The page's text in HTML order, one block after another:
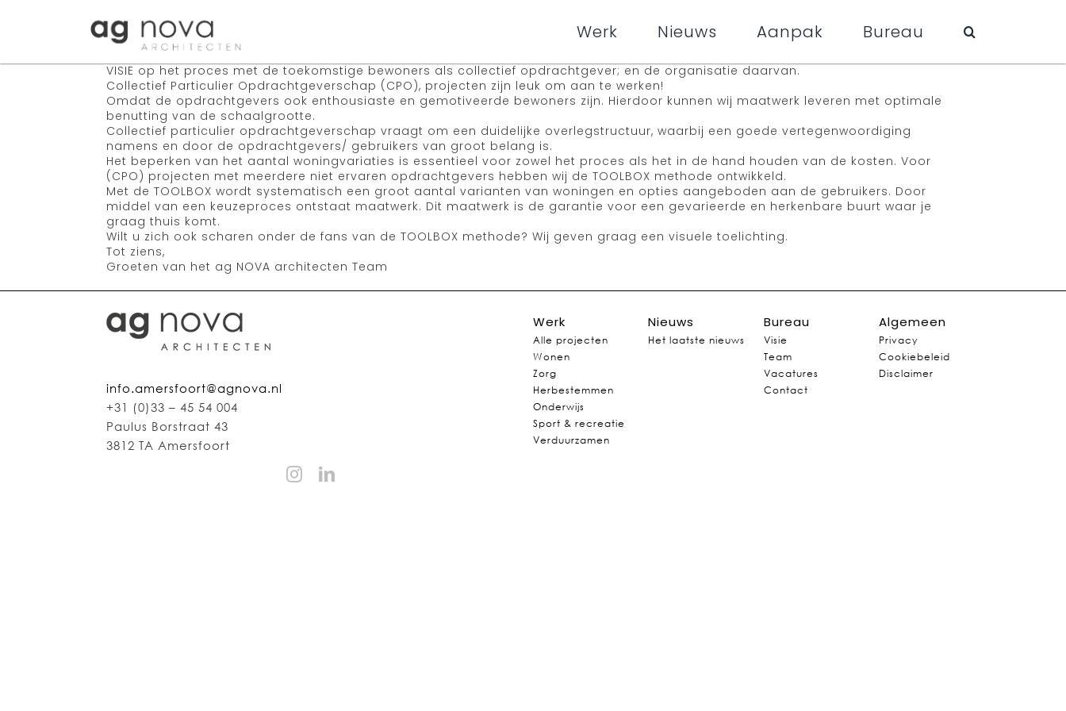
Werk Nieuws Aanpak Bureau
VISIE op het proces met de toekomstige bewoners als collectief opdrachtgever; en de organisatie daarvan.
Collectief Particulier Opdrachtgeverschap (CPO), projecten zijn leuk om aan te werken!
Omdat de opdrachtgevers ook enthousiaste en gemotiveerde bewoners zijn. Hierdoor kunnen wij maatwerk leveren met optimale
benutting van de schaalgrootte.
Collectief particulier opdrachtgeverschap vraagt om een duidelijke overlegstructuur, waarbij een goede vertegenwoordiging
namens en door de opdrachtgevers/ gebruikers van groot belang is.
Het beperken van het aantal woningvariaties is essentieel voor zowel het proces als het in de hand houden van de kosten. Voor
(CPO) projecten met meerdere niet ervaren opdrachtgevers hebben wij de TOOLBOX methode ontwikkeld.
Met de TOOLBOX wordt systematisch een groot aantal varianten van woningen en opties aangeboden aan de gebruikers. Door
middel van een keuzeproces ontstaat maatwerk. Dit maatwerk is de garantie voor een gevarieerde en herkenbare buurt waar je
graag thuis komt.
Wilt u zich ook scharen onder de fans van de TOOLBOX methode? Wij geven graag een visuele toelichting.
Tot ziens,
Groeten van het ag NOVA architecten Team
info.amersfoort@agnova.nl
+31 (0)33 – 45 54 004
Paulus Borstraat 43
3812 TA Amersfoort
Werk
Alle projecten
Wonen
Zorg
Herbestemmen
Onderwijs
Sport & recreatie
Verduurzamen
Nieuws
Het laatste nieuws
Bureau
Visie
Team
Vacatures
Contact
Algemeen
Privacy
Cookiebeleid
Disclaimer